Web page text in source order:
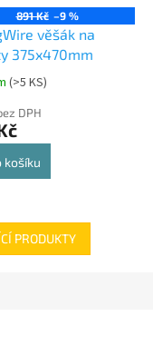
891 Kč –9 %
věšák na
375x470mm
(>5 KS)
DPH
košíku
PRODUKTY